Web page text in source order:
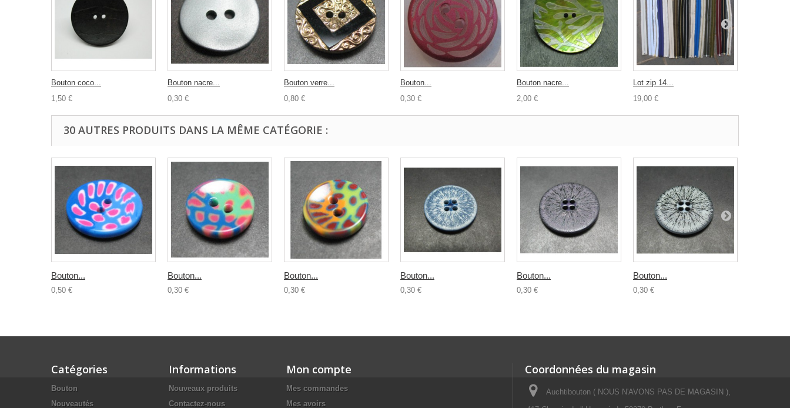
Bouton coco...
1,50 €
Bouton nacre...
0,30 €
Bouton verre...
0,80 €
Bouton...
0,30 €
Bouton nacre...
2,00 €
Lot zip 14...
19,00 €
30 AUTRES PRODUITS DANS LA MÊME CATÉGORIE :
Bouton...
0,50 €
Bouton...
0,30 €
Bouton...
0,30 €
Bouton...
0,30 €
Bouton...
0,30 €
Bouton...
0,30 €
Catégories
Bouton
Nouveautés
Informations
Nouveaux produits
Contactez-nous
Mon compte
Mes commandes
Mes avoirs
Coordonnées du magasin
Auchtibouton ( NOUS N'AVONS PAS DE MAGASIN ),